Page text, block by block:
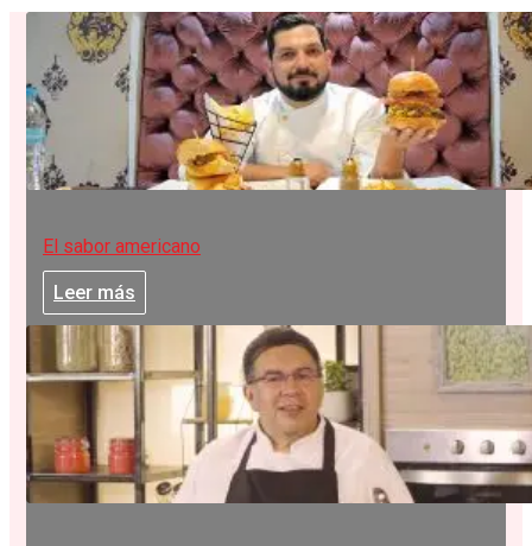
El sabor americano
Leer más